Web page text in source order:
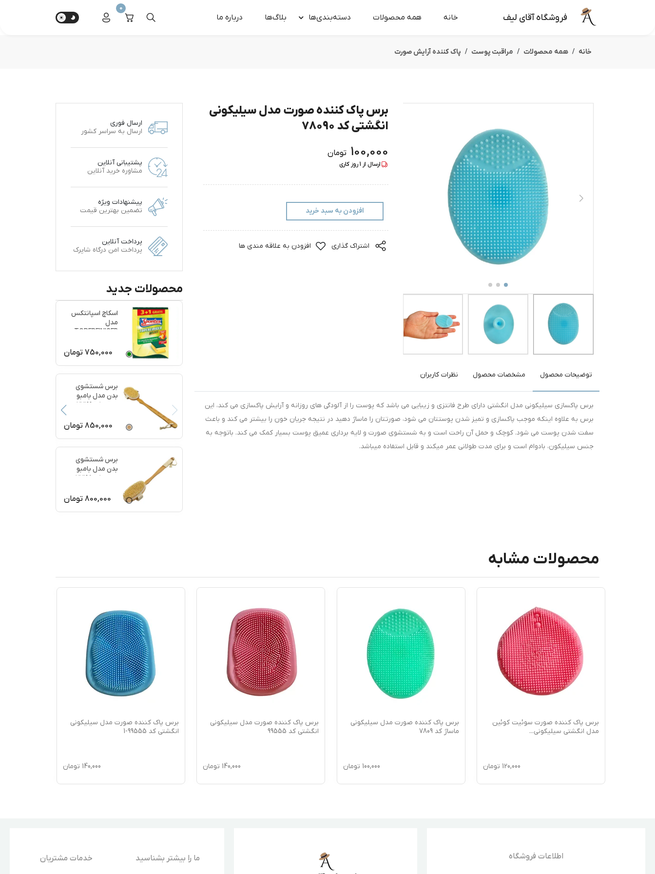
فروشگاه آقای لیف خانه همه محصولات دسته‌بندی‌ها بلاگ‌ها درباره‌ ما
0
خانه همه محصولات مراقبت پوست پاک کننده آرایش صورت
برس پاک کننده صورت مدل سیلیکونی
انگشتی کد 78090
100,000 تومان
ارسال از 1روز کاری
افزودن به سبد خرید
اشتراک گذاری افزودن به علاقه مندی ها
توضیحات محصول مشخصات محصول نظرات کاربران
برس پاکسازی سیلیکونی مدل انگشتی دارای طرح فانتزی و زیبایی می باشد که پوست را از آلودگی های روزانه و آرایش پاکسازی می کند، این
برس به علاوه اینکه موجب پاکسازی و تمیز شدن پوستتان می شود، صورتتان را ماساژ دهید در نتیجه جریان خون را بیشتر می کند و باعث
سفت شدن پوست می شود. کوچک و حمل آن راحت است و به شستشوی صورت و لایه برداری عمیق پوست بسیار کمک می کند. باتوجه به
جنس سیلیکون، بادوام است و برای مدت طولانی عمر میکند و قابل استفاده میباشد.
ارسال فوری
ارسال به سراسر کشور
پشتیبانی آنلاین
مشاوره خرید آنلاین
پیشنهادات ویژه
تضمین بهترین قیمت
پرداخت آنلاین
پرداخت امن درگاه شاپرک
محصولات جدید
اسکاچ اسپانتکس
مدل
TOPFREINIGER
750,000 تومان
برس شستشوی
بدن مدل بامبو
ماساژ کد 77199
850,000 تومان
برس شستشوی
بدن مدل بامبو
ماساژ کد 77198
800,000 تومان
محصولات مشابه
برس پاک کننده صورت سوئیت کوئین
مدل انگشتی سیلیکونی...
120,000 تومان
برس پاک کننده صورت مدل سیلیکونی
ماساژ کد 7809
100,000 تومان
برس پاک کننده صورت مدل سیلیکونی
انگشتی کد 99555
140,000 تومان
برس پاک کننده صورت مدل سیلیکونی
انگشتی کد 99555-1
140,000 تومان
اطلاعات فروشگاه ما را بیشتر بشناسید خدمات مشتریان